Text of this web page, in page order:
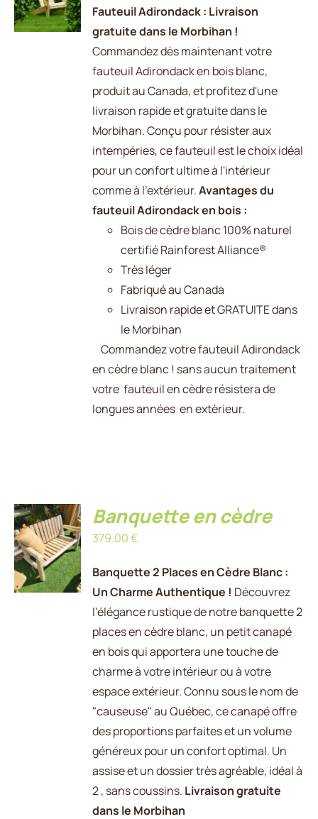
/
DÉTAILS
Fauteuil Adirondack : Livraison
gratuite dans le Morbihan !
Commandez dès maintenant votre
fauteuil Adirondack en bois blanc,
produit au Canada, et profitez d'une
livraison rapide et gratuite dans le
Morbihan. Conçu pour résister aux
intempéries, ce fauteuil est le choix idéal
pour un confort ultime à l'intérieur
comme à l'extérieur.Avantages du
fauteuil Adirondack en bois :
Bois de cèdre blanc 100% naturel
certifié Rainforest Alliance®
Très léger
Fabriqué au Canada
Livraison rapide et GRATUITE dans
le Morbihan
Commandez votre fauteuil Adirondack
en cèdre blanc ! sans aucun traitement
votre fauteuil en cèdre résistera de
longues années en extèrieur.
AJOUTER
AU
PANIER
/
DÉTAILS
Banquette en cèdre
379.00€
Banquette 2 Places en Cèdre Blanc :
Un Charme Authentique ! Découvrez
l'élégance rustique de notre banquette 2
places en cèdre blanc, un petit canapé
en bois qui apportera une touche de
charme à votre intérieur ou à votre
espace extérieur. Connu sous le nom de
"causeuse" au Québec, ce canapé offre
des proportions parfaites et un volume
généreux pour un confort optimal. Un
assise et un dossier très agréable, idéal à
2 , sans coussins. Livraison gratuite
dans le Morbihan